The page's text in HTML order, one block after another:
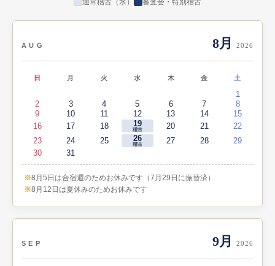
通常稽古（水） 審査会・特別稽古
AUG 8月 2026
日 月 火 水 木 金 土
1
2
3 4 5 6 7
8
9
10 11 12 13 14
15
16
17 18 19
稽古 20 21
22
23
24 25 26
稽古 27 28
29
30
31
8月5日は合宿週のためお休みです（7月29日に振替済）
8月12日は夏休みのためお休みです
SEP 9月 2026